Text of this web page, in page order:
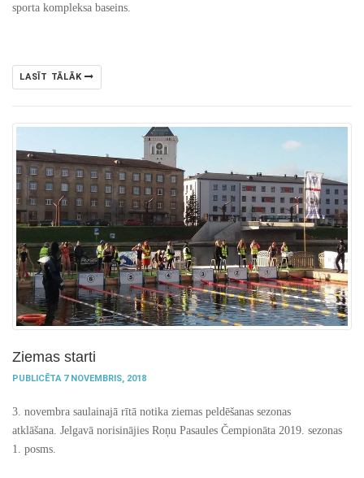
sporta kompleksa baseins.
LASĪT TĀLĀK
Ziemas starti
PUBLICĒTA 7 NOVEMBRIS, 2018
3. novembra saulainajā rītā notika ziemas peldēšanas sezonas
atklāšana. Jelgavā norisinājies Roņu Pasaules Čempionāta 2019. sezonas
1. posms.